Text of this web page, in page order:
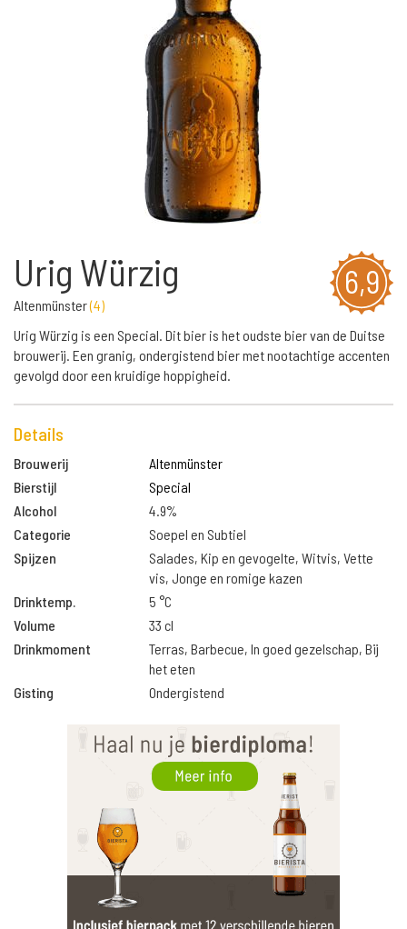
6,9
Urig Würzig
Altenmünster(4)
Urig Würzig is een Special. Dit bier is het oudste bier van de Duitse
brouwerij. Een granig, ondergistend bier met nootachtige accenten
gevolgd door een kruidige hoppigheid.
Details
Brouwerij
Altenmünster
Bierstijl
Special
Alcohol
4.9%
Categorie
Soepel en Subtiel
Spijzen
Salades, Kip en gevogelte, Witvis, Vette
vis, Jonge en romige kazen
Drinktemp.
5 °C
Volume
33 cl
Drinkmoment
Terras, Barbecue, In goed gezelschap, Bij
het eten
Gisting
Ondergistend